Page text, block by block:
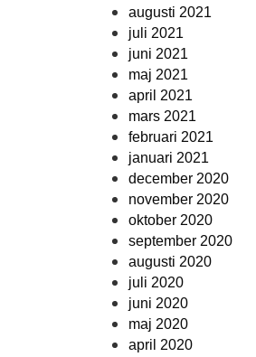
augusti 2021
juli 2021
juni 2021
maj 2021
april 2021
mars 2021
februari 2021
januari 2021
december 2020
november 2020
oktober 2020
september 2020
augusti 2020
juli 2020
juni 2020
maj 2020
april 2020